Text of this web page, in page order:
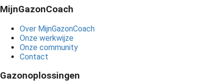
MijnGazonCoach
Over MijnGazonCoach
Onze werkwijze
Onze community
Contact
Gazonoplossingen